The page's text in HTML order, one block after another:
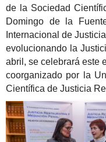
de la Sociedad
Domingo de la
Internacional de
evolucionando la
abril, se celebrará este
coorganizado por la
Científica de Justicia